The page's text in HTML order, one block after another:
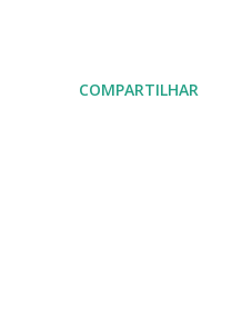
COMPARTILHAR